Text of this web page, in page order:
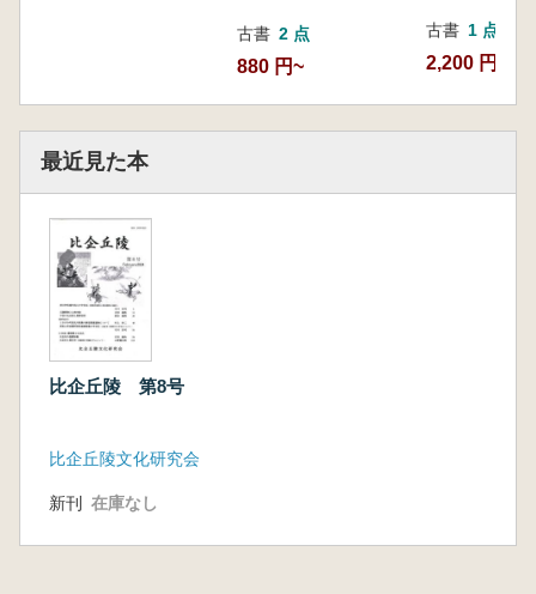
古書 2 点
880 円~
古書 1 点
2,200 円
最近見た本
比企丘陵 第8号
比企丘陵文化研究会
新刊 在庫なし